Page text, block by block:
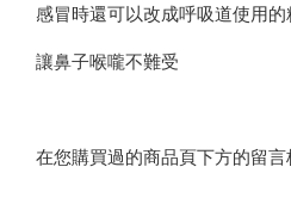
感冒時還可以改成呼吸道使用
讓鼻子喉嚨不難受
在您購買過的商品頁下方的留言